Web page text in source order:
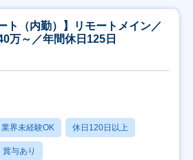
ト（内勤）】リモートメイン／
万～／年間休日125日
界未経験OK 休日120日以上
賞与あり